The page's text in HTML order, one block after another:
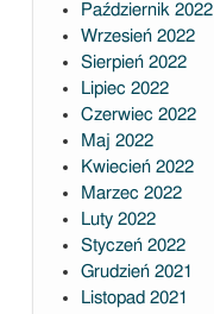
Październik 2022
Wrzesień 2022
Sierpień 2022
Lipiec 2022
Czerwiec 2022
Maj 2022
Kwiecień 2022
Marzec 2022
Luty 2022
Styczeń 2022
Grudzień 2021
Listopad 2021